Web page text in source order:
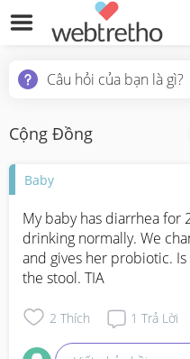
Câu hỏi của bạn là gì?
Cộng Đồng
Baby
My baby has diarrhea for
drinking normally. We
and gives her probiotic.
the stool. TIA
2 Thích 1 Trả Lời